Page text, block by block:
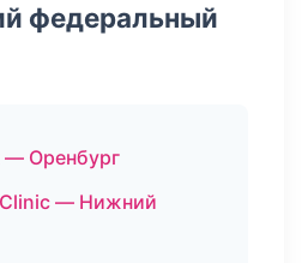
федеральный
— Оренбург
— Нижний